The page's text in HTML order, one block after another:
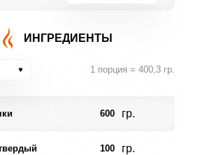
ИНГРЕДИЕНТЫ
1 порция = 400,3 гр.
600 гр.
100 гр.